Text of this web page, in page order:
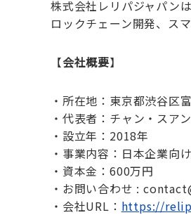
株式会社レリパジャパン
ロックチェーン開発、ス
【会社概要】
・所在地：東京都渋谷区
・代表者：チャン・スア
・設立年：2018年
・事業内容：日本企業向
・資本金：600万円
・お問い合わせ :
・会社URL： https://